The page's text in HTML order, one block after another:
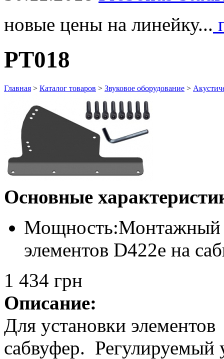
новые цены на линейку...
PT018
Главная > Каталог товаров > Звуковое оборудование >
Основные
Мощность:Монтажный
элементов D422e на
1 434 грн
Описание:
Для установки
сабвуфер. Регулируемый